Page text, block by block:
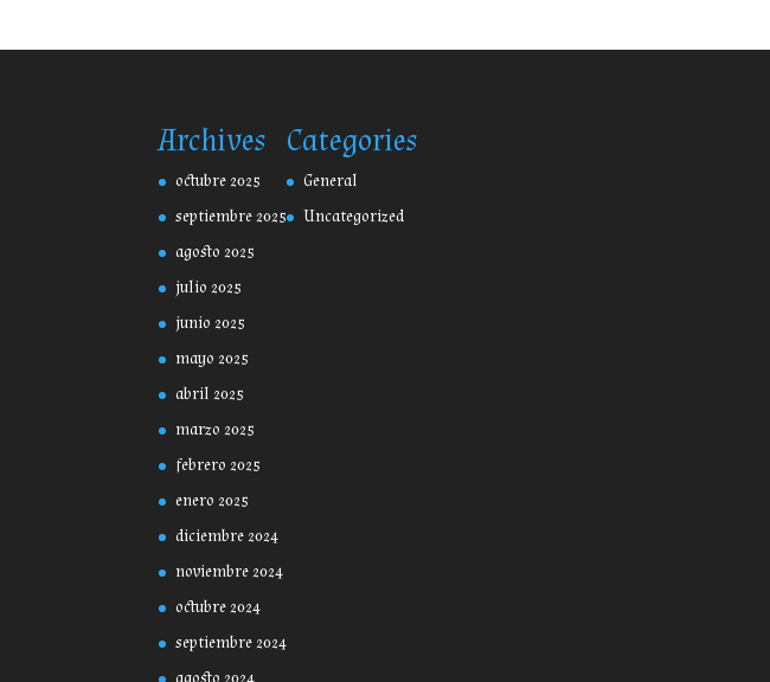
Archives
octubre 2025
septiembre 2025
agosto 2025
julio 2025
junio 2025
mayo 2025
abril 2025
marzo 2025
febrero 2025
enero 2025
diciembre 2024
noviembre 2024
octubre 2024
septiembre 2024
Categories
General
Uncategorized